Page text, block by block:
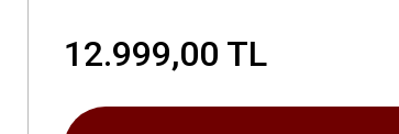
12.999,00 TL